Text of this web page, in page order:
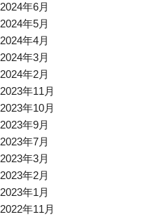
2024年6月
2024年5月
2024年4月
2024年3月
2024年2月
2023年11月
2023年10月
2023年9月
2023年7月
2023年3月
2023年2月
2023年1月
2022年11月